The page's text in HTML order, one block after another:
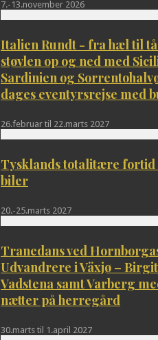
7.-13.november 2026
Italien Rundt - fra hæl til
støvlen op og ned med
Sardinien og
dages eventyrsrejse med
26.februar til 22.marts 2027
Tysklands totalitære fortid
biler
20.-25.marts 2027
Tranedans ved
Udvandrere i Växjø –
Vadstena samt Varberg
nætter på herregård
30.marts til 1.april 2027